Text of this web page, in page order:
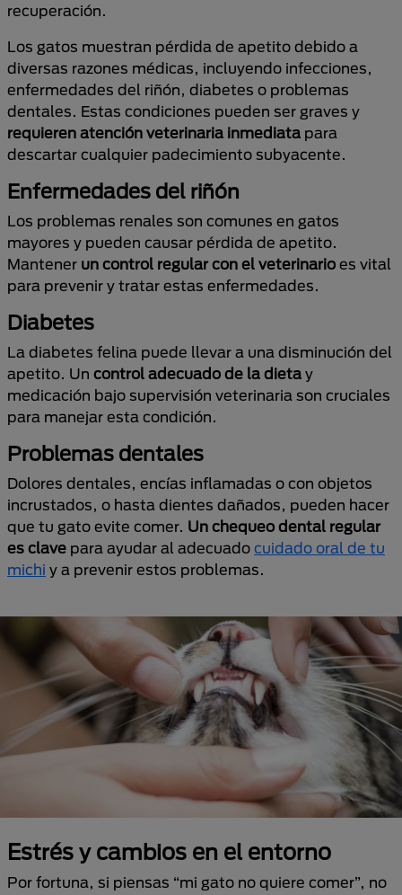
recuperación.
Los gatos muestran pérdida de apetito debido a
diversas razones médicas, incluyendo infecciones,
enfermedades del riñón, diabetes o problemas
dentales. Estas condiciones pueden ser graves y
requieren atención veterinaria inmediata para
descartar cualquier padecimiento subyacente.
Enfermedades del riñón
Los problemas renales son comunes en gatos
mayores y pueden causar pérdida de apetito.
Mantener un control regular con el veterinario es vital
para prevenir y tratar estas enfermedades.
Diabetes
La diabetes felina puede llevar a una disminución del
apetito. Un control adecuado de la dieta y
medicación bajo supervisión veterinaria son cruciales
para manejar esta condición.
Problemas dentales
Dolores dentales, encías inflamadas o con objetos
incrustados, o hasta dientes dañados, pueden hacer
que tu gato evite comer. Un chequeo dental regular
es clave para ayudar al adecuado cuidado oral de tu
michi y a prevenir estos problemas.
Estrés y cambios en el entorno
Por fortuna, si piensas “mi gato no quiere comer”, no